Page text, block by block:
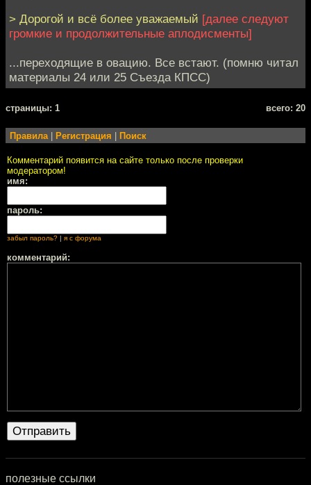
> Дорогой и всё более уважаемый [далее следуют
громкие и продолжительные аплодисменты]
...переходящие в овацию. Все встают. (помню читал
материалы 24 или 25 Съезда КПСС)
cтраницы: 1 всего: 20
Правила| Регистрация Поиск
Комментарий появится на сайте только после проверки
модератором!
имя:
пароль:
забыл пароль? | я с форума
комментарий:
полезные ссылки